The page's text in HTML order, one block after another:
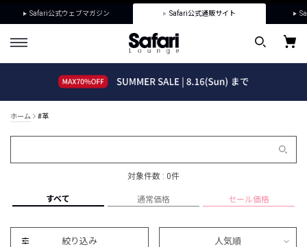
Safari公式ウェブマガジン Safari公式通販サイト
ホーム #革
対象件数 : 0件
すべて 通常価格 セール価格
絞り込み 人気順